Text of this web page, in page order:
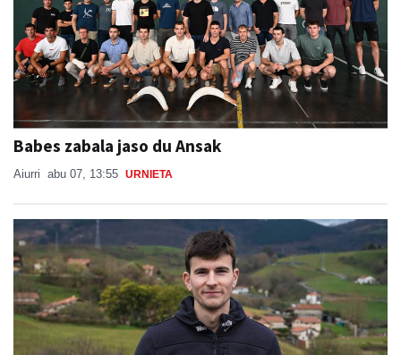
Babes zabala jaso du Ansak
Aiurri abu 07, 13:55 URNIETA